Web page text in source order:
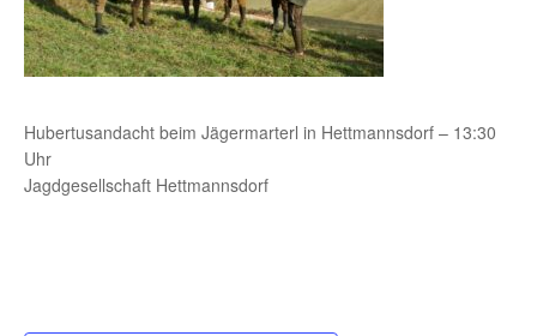
Hubertusandacht beim Jägermarterl in Hettmannsdorf – 13:30
Uhr
Jagdgesellschaft Hettmannsdorf